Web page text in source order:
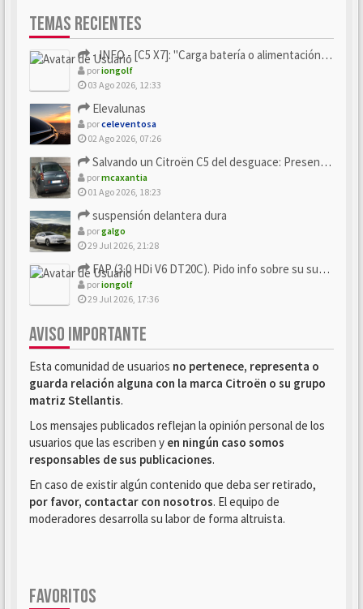
TEMAS RECIENTES
- INFO - [C5 X7]: "Carga batería o alimentación eléctri...
poriongolf
03 Ago 2026, 12:33
Elevalunas
porceleventosa
02 Ago 2026, 07:26
Salvando un Citroën C5 del desguace: Presentación y seguimiento
pormcaxantia
01 Ago 2026, 18:23
suspensión delantera dura
porgalgo
29 Jul 2026, 21:28
FAP (3.0 HDi V6 DT20C). Pido info sobre su sustitución
poriongolf
29 Jul 2026, 17:36
AVISO IMPORTANTE
Esta comunidad de usuarios no pertenece, representa o
guarda relación alguna con la marca Citroën o su grupo
matriz Stellantis.
Los mensajes publicados reflejan la opinión personal de los
usuarios que las escriben y en ningún caso somos
responsables de sus publicaciones.
En caso de existir algún contenido que deba ser retirado,
por favor, contactar con nosotros. El equipo de
moderadores desarrolla su labor de forma altruista.
FAVORITOS